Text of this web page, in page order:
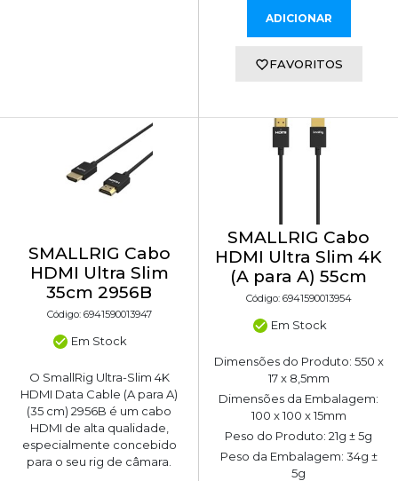
ADICIONAR
FAVORITOS
SMALLRIG Cabo
HDMI Ultra Slim
35cm 2956B
Código: 6941590013947
Em Stock
O SmallRig Ultra-Slim 4K
HDMI Data Cable (A para A)
(35 cm) 2956B é um cabo
HDMI de alta qualidade,
especialmente concebido
para o seu rig de câmara.
SMALLRIG Cabo
HDMI Ultra Slim 4K
(A para A) 55cm
Código: 6941590013954
Em Stock
Dimensões do Produto: 550 x
17 x 8,5mm
Dimensões da Embalagem:
100 x 100 x 15mm
Peso do Produto: 21g ± 5g
Peso da Embalagem: 34g ±
5g